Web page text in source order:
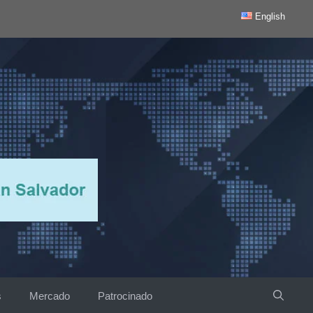
English
Mercado Patrocinado